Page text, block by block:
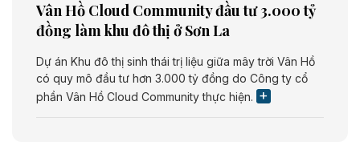
Vân Hồ Cloud Community đầu tư 3.000 tỷ
đồng làm khu đô thị ở Sơn La
Dự án Khu đô thị sinh thái trị liệu giữa mây trời Vân Hồ
có quy mô đầu tư hơn 3.000 tỷ đồng do Công ty cổ
phần Vân Hồ Cloud Community thực hiện.